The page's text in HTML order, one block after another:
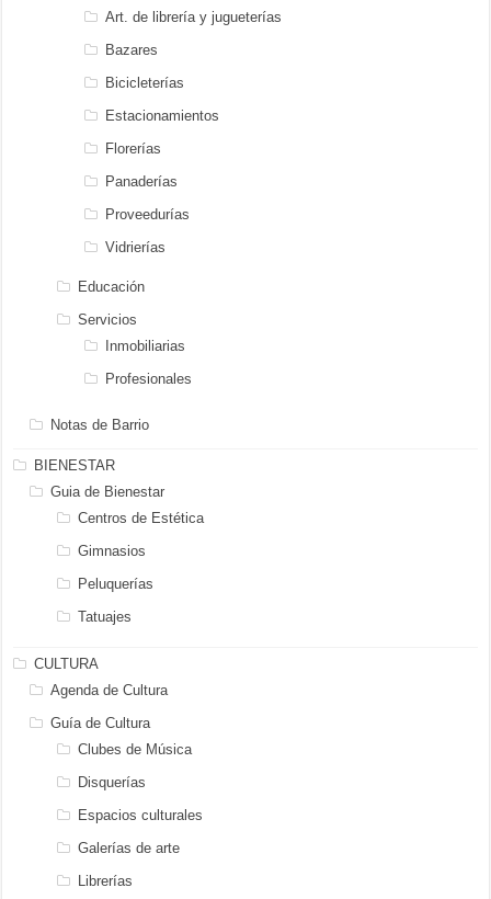
Art. de librería y jugueterías
Bazares
Bicicleterías
Estacionamientos
Florerías
Panaderías
Proveedurías
Vidrierías
Educación
Servicios
Inmobiliarias
Profesionales
Notas de Barrio
BIENESTAR
Guia de Bienestar
Centros de Estética
Gimnasios
Peluquerías
Tatuajes
CULTURA
Agenda de Cultura
Guía de Cultura
Clubes de Música
Disquerías
Espacios culturales
Galerías de arte
Librerías